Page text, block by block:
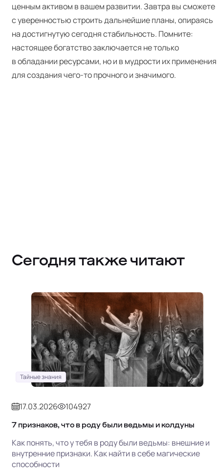
ценным активом в вашем развитии. Завтра вы сможете
с уверенностью строить дальнейшие планы, опираясь
на достигнутую сегодня стабильность. Помните:
настоящее богатство заключается не только
в обладании ресурсами, но и в мудрости их применения
для создания чего-то прочного и значимого.
Сегодня также читают
Тайные знания
17.03.2026 104927
7 признаков, что в роду были ведьмы и колдуны
Как понять, что у тебя в роду были ведьмы: внешние и
внутренние признаки. Как найти в себе магические
способности